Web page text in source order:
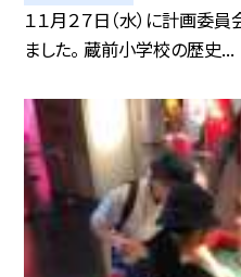
１１月２７日（水）に計画委
ました。 蔵前小学校の歴史...